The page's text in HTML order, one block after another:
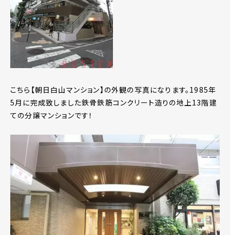
こちら【朝日白山マンション】の外観の写真になります。1985年
5月に完成致しました鉄骨鉄筋コンクリート造りの地上13階建
ての分譲マンションです！